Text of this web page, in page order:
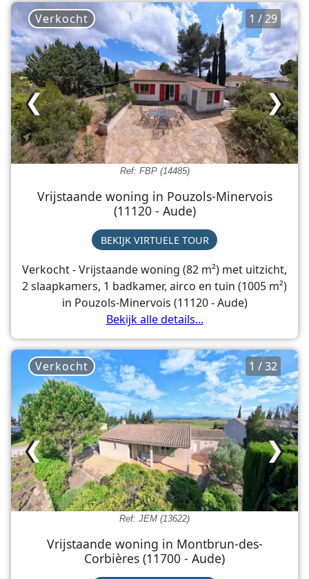
Ref: FBP (14485)
1 / 29
❯
❮
Verkocht
Vrijstaande woning in Pouzols-Minervois
(11120 - Aude)
BEKIJK VIRTUELE TOUR
Verkocht - Vrijstaande woning (82 m²) met uitzicht,
2 slaapkamers, 1 badkamer, airco en tuin (1005 m²)
in Pouzols-Minervois (11120 - Aude)
Bekijk alle details...
Ref: JEM (13622)
1 / 32
❯
❮
Verkocht
Vrijstaande woning in Montbrun-des-
Corbières (11700 - Aude)